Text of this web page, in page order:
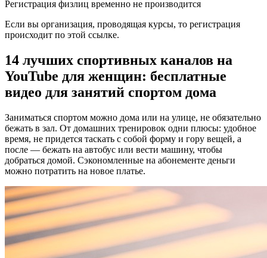
Регистрация физлиц временно не производится
Если вы организация, проводящая курсы, то регистрация
происходит по этой ссылке.
14 лучших спортивных каналов на
YouTube для женщин: бесплатные
видео для занятий спортом дома
Заниматься спортом можно дома или на улице, не обязательно
бежать в зал. От домашних тренировок одни плюсы: удобное
время, не придется таскать с собой форму и гору вещей, а
после — бежать на автобус или вести машину, чтобы
добраться домой. Сэкономленные на абонементе деньги
можно потратить на новое платье.